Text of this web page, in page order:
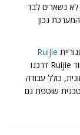
נשארים לבד
נכון
Ruijie
באתר סיגנל מערכות אבטחה. רכישת ציוד Ruijie דרכנו
כולל עבודה
שוטפת גם